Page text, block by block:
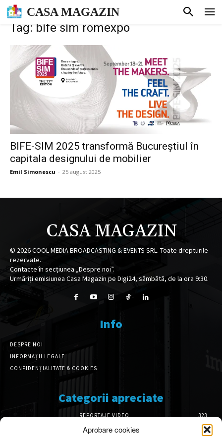
Aprobare cookies
CASA MAGAZIN
Tag: bife sim romexpo
BIFE-SIM 2025 transformă Bucureștiul în
capitala designului de mobilier
Emil Simonescu - 25 august 2025
CASA MAGAZIN
© 2026COOL MEDIA BROADCASTING & EVENTS SRL. Toate drepturile
rezervate.
Contacte în secțiunea „Despre noi”.
Urmăriți emisiunea Casa Magazin pe Digi24, sâmbătă, de la ora 9:30.
Info
DESPRE NOI
INFORMAȚII LEGALE
CONFIDENȚIALITATE & COOKIES
Categorii apreciate
REPORTAJE VIDEO
323
AMENAJĂRI INTERIOARE
126